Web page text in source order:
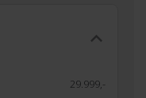
29.999,-